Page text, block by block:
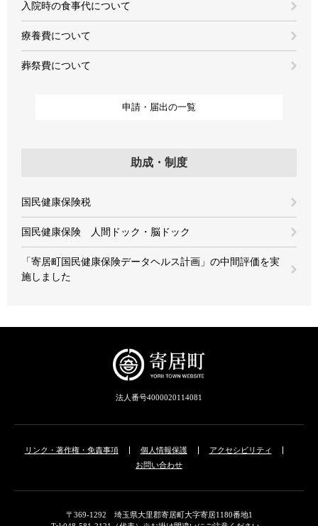
入院時の食事代について
療養費について
葬祭費について
申請・届出の一覧
助成・制度
国民健康保険税
国民健康保険 人間ドック・脳ドック
「寄居町国民健康保険データヘルス計画」の中間評価を実
施しました
法人番号4000020114081
リンク・著作権・免責事項 個人情報保護
アクセシビリティ
お問い合わせ
〒369-1292 埼玉県大里郡寄居町大字寄居1180番地1